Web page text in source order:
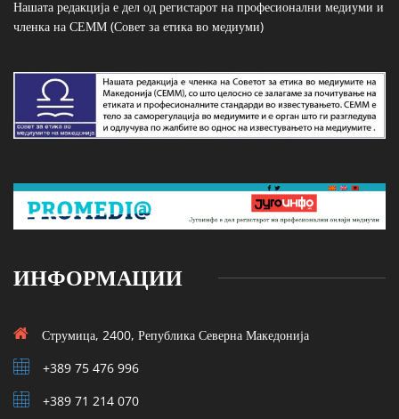
Нашата редакција е дел од регистарот на професионални медиуми и
членка на СЕММ (Совет за етика во медиуми)
ИНФОРМАЦИИ
Струмица, 2400, Република Северна Македонија
+389 75 476 996
+389 71 214 070